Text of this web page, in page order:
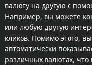
валюту на другую с
Например, вы можете
или любую другую
кликов. Помимо этого,
автоматически
различных валютах, что